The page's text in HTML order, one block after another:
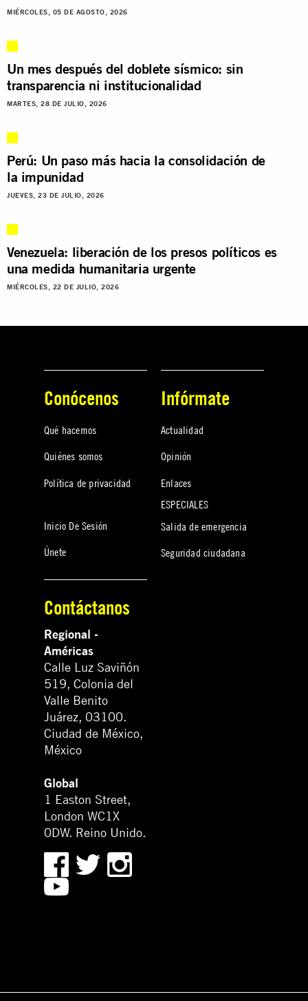
MIÉRCOLES, 05 DE AGOSTO, 2026
Un mes después del doblete sísmico: sin
transparencia ni institucionalidad
MARTES, 28 DE JULIO, 2026
Perú: Un paso más hacia la consolidación de
la impunidad
JUEVES, 23 DE JULIO, 2026
Venezuela: liberación de los presos políticos es
una medida humanitaria urgente
MIÉRCOLES, 22 DE JULIO, 2026
Conócenos
Qué hacemos
Quiénes somos
Política de privacidad
Inicio De Sesión
Únete
Infórmate
Actualidad
Opinión
Enlaces
ESPECIALES
Salida de emergencia
Seguridad ciudadana
Contáctanos
Regional -
Américas
Calle Luz Saviñón
519, Colonia del
Valle Benito
Juárez, 03100.
Ciudad de México,
México
Global
1 Easton Street,
London WC1X
0DW. Reino Unido.